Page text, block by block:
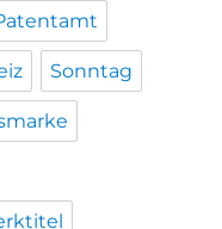
Sonntag